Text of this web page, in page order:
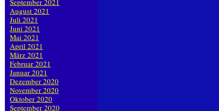
September 2021
August 2021
Juli 2021
Juni 2021
Mai 2021
April 2021
März 2021
Februar 2021
Januar 2021
Dezember 2020
November 2020
Oktober 2020
September 2020